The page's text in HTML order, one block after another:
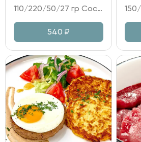
110/220/50/27 гр Состав: - куриное филе су-вид; - цукини, брокколи; - соус из печенного перца; - масло укропное, масло растительное, зелень.
540 ₽